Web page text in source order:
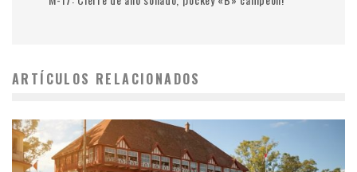
ARTÍCULOS RELACIONADOS